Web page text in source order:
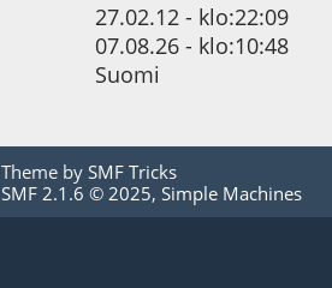
27.02.12 - klo:22:09
07.08.26 - klo:10:48
Suomi
Theme by SMF Tricks
SMF 2.1.6 © 2025, Simple Machines